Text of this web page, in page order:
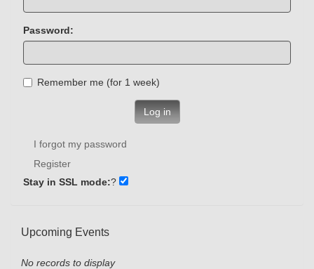
Password:
Remember me (for 1 week)
Log in
I forgot my password
Register
Stay in SSL mode:?
Upcoming Events
No records to display